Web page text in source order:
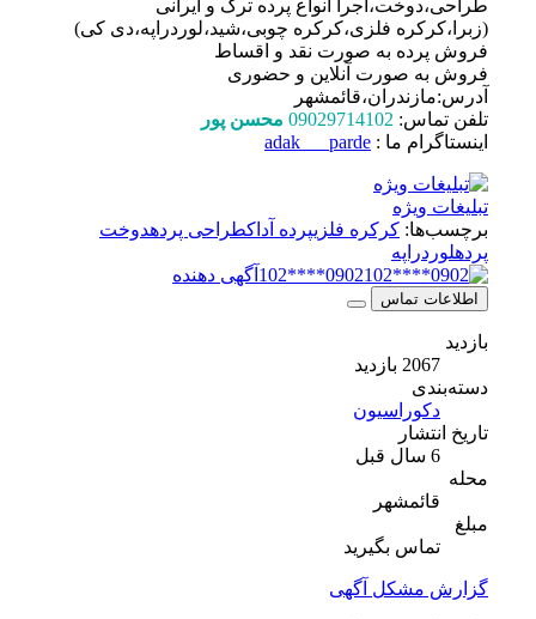
طراحی،دوخت،اجرا انواع پرده ترک و ایرانی
(زبرا،کرکره فلزی،کرکره چوبی،شید،لوردراپه،دی کی)
فروش پرده به صورت نقد و اقساط
فروش به صورت آنلاین و حضوری
آدرس:مازندران،قائمشهر
تلفن تماس:09029714102 محسن پور
اینستاگرام ما :adak___parde
تبلیغات ویژه
برچسب‌ها:کرکره فلزیپرده آداکطراحی پرده دوخت
لوردراپه
0902****102
آگهی دهنده
اطلاعات تماس
دسته‌بندی
دکوراسیون
تاریخ انتشار
قائمشهر
تماس بگیرید
گزارش مشکل آگهی